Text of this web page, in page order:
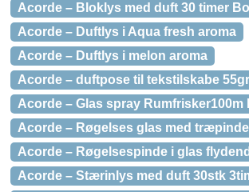
Acorde – Bloklys med duft 30 timer
Acorde – Duftlys i Aqua fresh aroma
Acorde – Duftlys i melon aroma
Acorde – duftpose til tekstilskabe
Acorde – Glas spray Rumfrisker100m
Acorde – Røgelses glas med
Acorde – Røgelsespinde i glas
Acorde – Stærinlys med duft 30stk